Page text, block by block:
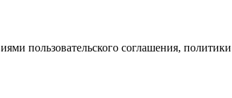
пользовательского соглашения,